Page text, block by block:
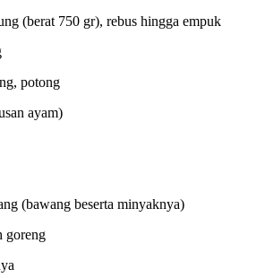
(berat 750 gr), rebus hingga empuk
potong
ayam)
(bawang beserta minyaknya)
goreng